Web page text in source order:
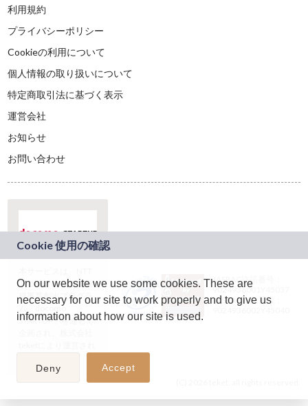
利用規約
プライバシーポリシー
Cookieの利用について
個人情報の取り扱いについて
特定商取引法に基づく表示
運営会社
お知らせ
お問い合わせ
ドコモグループの新
規事業創出プログラ
ム「docomo
STARTUP」を通じて
JASRAC許諾番号：
9024936001Y45037
JASRAC許諾番号：
On our website we use some cookies. These are
necessary for our site to work properly and to give us
information about how our site is used.
Deny Accept